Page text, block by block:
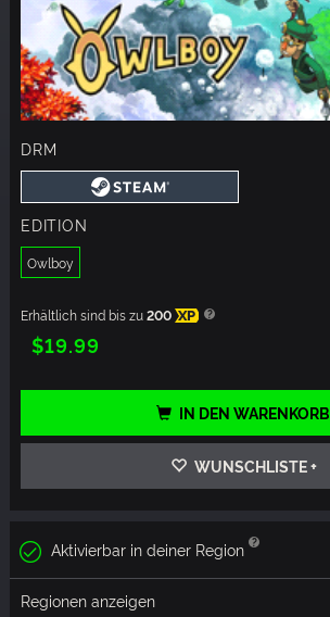
DRM
EDITION
Owlboy
Erhältlich sind bis zu200 XP
$19.99
IN DEN WARENKORB
WUNSCHLISTE +
Aktivierbar in deiner Region
Regionen anzeigen